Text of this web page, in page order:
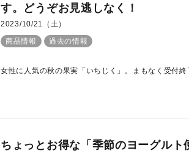
す。どうぞお見逃しなく！
2023/10/21（土）
商品情報
過去の情報
女性に人気の秋の果実「いちじく」。まもなく受付
ちょっとお得な「季節のヨーグル